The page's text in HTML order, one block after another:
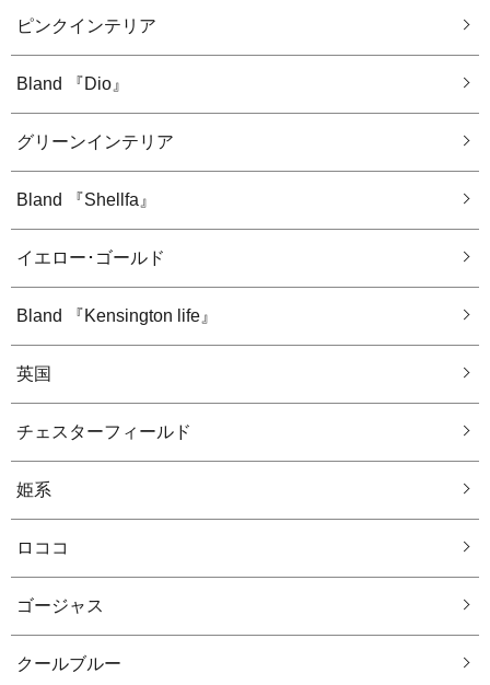
ピンクインテリア
Bland 『Dio』
グリーンインテリア
Bland 『Shellfa』
イエロー･ゴールド
Bland 『Kensington life』
英国
チェスターフィールド
姫系
ロココ
ゴージャス
クールブルー